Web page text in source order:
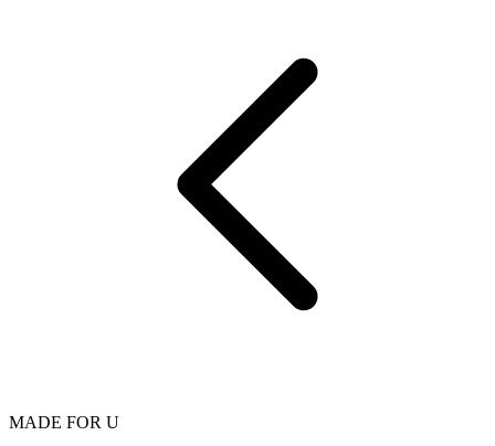
MADE FOR U